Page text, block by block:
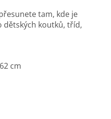
tam, kde je
dětských koutků, tříd,
cm